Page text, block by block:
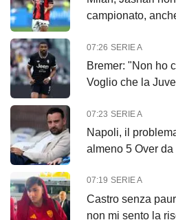
campionato,
07:26 SERIE A
Bremer: "Non ho
Voglio che la
07:23 SERIE A
Napoli, il
almeno 5 Over
07:19 SERIE A
Castro senza
non mi sento la